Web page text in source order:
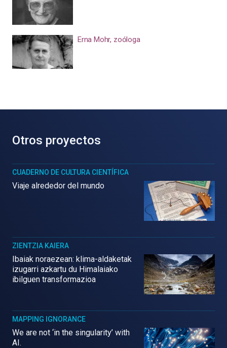
Erna Mohr, zoóloga
Otros proyectos
CUADERNO DE CULTURA CIENTÍFICA
Viaje alrededor del mundo
ZIENTZIA KAIERA
Ibaiak noraezean: klima-aldaketak
izugarri azkartu du Himalaiako
ibilguen transformazioa
MAPPING IGNORANCE
We are not ‘in the singularity’ with
AI.